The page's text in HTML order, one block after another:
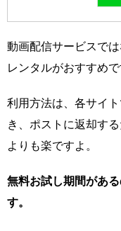
動画配信サービスで
レンタルがおすすめで
利用方法は、各サイ
き、ポストに返却す
よりも楽ですよ。
無料お試し期間があ
す。